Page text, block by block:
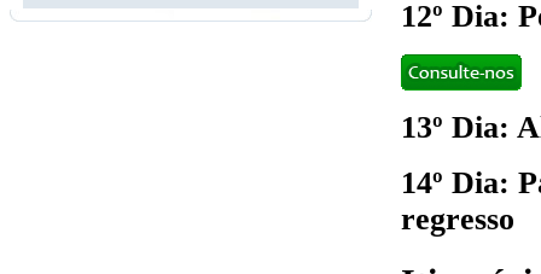
12º Dia:
13º Dia:
14º Dia:
regresso